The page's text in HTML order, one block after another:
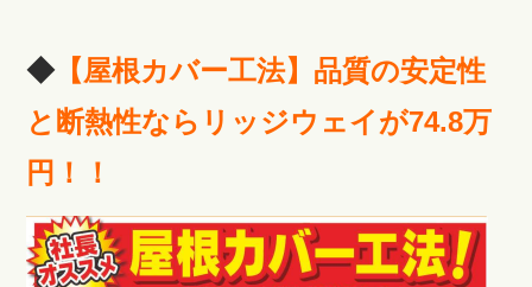
◆【屋根カバー工法】品質の安定性
と断熱性ならリッジウェイが74.8万
円！！